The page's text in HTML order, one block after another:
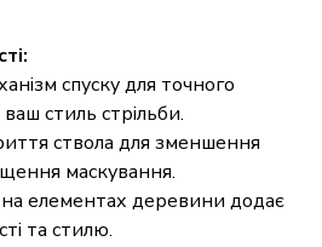
спуску для точного
стиль стрільби.
ствола для зменшення
маскування.
на елементах деревини додає
та стилю.